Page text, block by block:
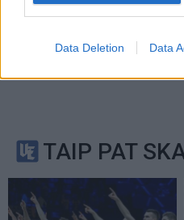
Data Deletion Data
TAIP PAT